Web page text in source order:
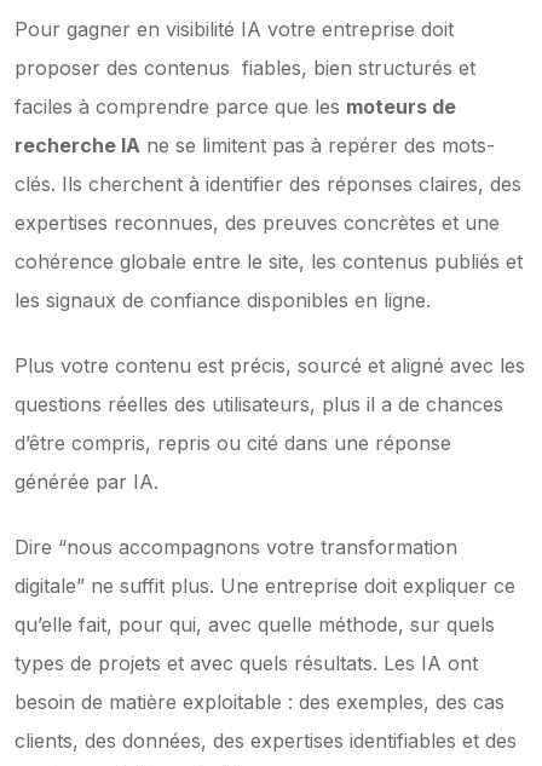
Pour gagner en visibilité IA votre entreprise doit
proposer des contenus  fiables, bien structurés et
faciles à comprendre parce que les moteurs de
recherche IA ne se limitent pas à repérer des mots-
clés. Ils cherchent à identifier des réponses claires, des
expertises reconnues, des preuves concrètes et une
cohérence globale entre le site, les contenus publiés et
les signaux de confiance disponibles en ligne.
Plus votre contenu est précis, sourcé et aligné avec les
questions réelles des utilisateurs, plus il a de chances
d’être compris, repris ou cité dans une réponse
générée par IA.
Dire “nous accompagnons votre transformation
digitale” ne suffit plus. Une entreprise doit expliquer ce
qu’elle fait, pour qui, avec quelle méthode, sur quels
types de projets et avec quels résultats. Les IA ont
besoin de matière exploitable : des exemples, des cas
clients, des données, des expertises identifiables et des